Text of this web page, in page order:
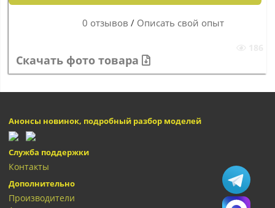
0 отзывов / Описать свой опыт
Скачать фото товара
Анонсы новинок, подробный разбор моделей
Служба поддержки
Контакты
Дополнительно
Производители